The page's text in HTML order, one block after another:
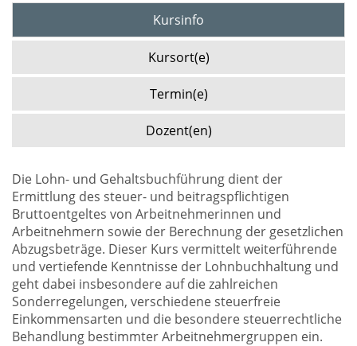
Kursinfo
Kursort(e)
Termin(e)
Dozent(en)
Die Lohn- und Gehaltsbuchführung dient der
Ermittlung des steuer- und beitragspflichtigen
Bruttoentgeltes von Arbeitnehmerinnen und
Arbeitnehmern sowie der Berechnung der gesetzlichen
Abzugsbeträge. Dieser Kurs vermittelt weiterführende
und vertiefende Kenntnisse der Lohnbuchhaltung und
geht dabei insbesondere auf die zahlreichen
Sonderregelungen, verschiedene steuerfreie
Einkommensarten und die besondere steuerrechtliche
Behandlung bestimmter Arbeitnehmergruppen ein.